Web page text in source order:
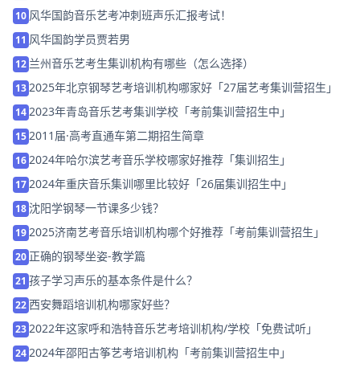
10 风华国韵音乐艺考冲刺班声乐汇报考试！
11 风华国韵学员贾若男
12 兰州音乐艺考生集训机构有哪些（怎么选择）
132025年北京钢琴艺考培训机构哪家好「27届艺考集训营招生」
142023年青岛音乐艺考集训学校「考前集训营招生中」
152011届·高考直通车第二期招生简章
162024年哈尔滨艺考音乐学校哪家好推荐「集训招生」
172024年重庆音乐集训哪里比较好「26届集训招生中」
18沈阳学钢琴一节课多少钱？
192025济南艺考音乐培训机构哪个好推荐「考前集训营招生」
20 正确的钢琴坐姿-教学篇
21 孩子学习声乐的基本条件是什么？
22西安舞蹈培训机构哪家好些？
232022年这家呼和浩特音乐艺考培训机构/学校「免费试听」
242024年邵阳古筝艺考培训机构「考前集训营招生中」